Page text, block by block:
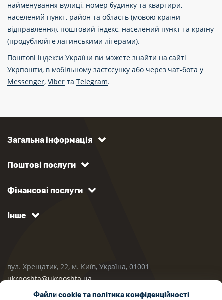
найменування вулиці, номер будинку та квартири,
населений пункт, район та область (мовою країни
відправлення), поштовий індекс, населений пункт та країну
(продублюйте латинськими літерами).
Поштові індекси України ви можете знайти на сайті
Укрпошти, в мобільному застосунку або через чат-бота у
Messenger, Viber та Telegram.
Файли cookie та політика конфіденційності
Загальна інформація
Поштові послуги
Фінансові послуги
Інше
вул. Хрещатик, 22, м. Київ, Україна, 01001
ukrposhta@ukrposhta.ua